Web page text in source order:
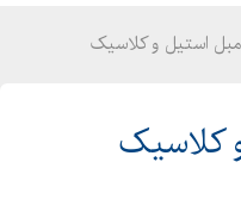
مبل استیل و کلاسیک
کلاسیک